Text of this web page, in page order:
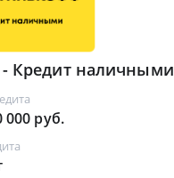
- Кредит наличными
000 руб.